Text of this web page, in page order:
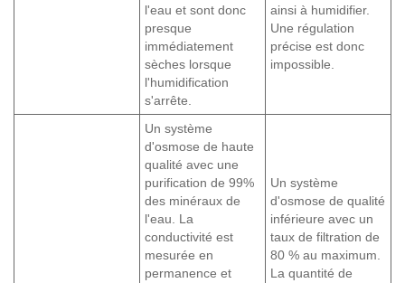
l'eau et sont donc
presque
immédiatement
sèches lorsque
l'humidification
s'arrête.
ainsi à humidifier.
Une régulation
précise est donc
impossible.
Un système
d'osmose de haute
qualité avec une
purification de 99%
des minéraux de
l'eau. La
conductivité est
mesurée en
permanence et
Un système
d'osmose de qualité
inférieure avec un
taux de filtration de
80 % au maximum.
La quantité de